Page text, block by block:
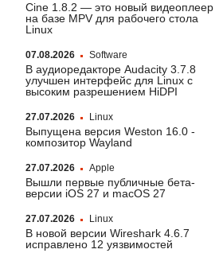
Cine 1.8.2 — это новый видеоплеер
на базе MPV для рабочего стола
Linux
07.08.2026 Software
В аудиоредакторе Audacity 3.7.8
улучшен интерфейс для Linux с
высоким разрешением HiDPI
27.07.2026 Linux
Выпущена версия Weston 16.0 -
композитор Wayland
27.07.2026 Apple
Вышли первые публичные бета-
версии iOS 27 и macOS 27
27.07.2026 Linux
В новой версии Wireshark 4.6.7
исправлено 12 уязвимостей